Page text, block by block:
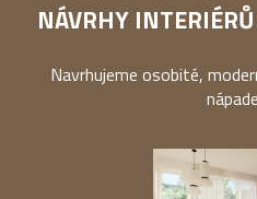
NÁVRHY
Navrhujeme osobité,